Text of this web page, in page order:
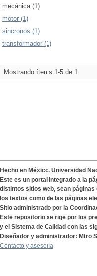
mecánica (1)
motor (1)
sincronos (1)
transformador (1)
Mostrando ítems 1-5 de 1
Hecho en México. Universidad
Este es un portal integrado a la
distintos sitios web, sean
los textos como de las páginas
Sitio administrado por la
Este repositorio se rige por los
y el Sistema de Calidad con las
Diseñador y administrador: Mtro
Contacto y asesoría